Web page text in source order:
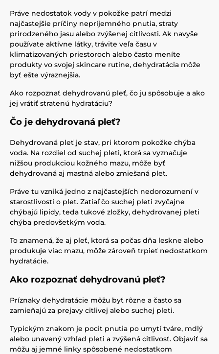
Práve nedostatok vody v pokožke patrí medzi
najčastejšie príčiny nepríjemného pnutia, straty
prirodzeného jasu alebo zvýšenej citlivosti. Ak navyše
používate aktívne látky, trávite veľa času v
klimatizovaných priestoroch alebo často meníte
produkty vo svojej skincare rutine, dehydratácia môže
byť ešte výraznejšia.
Ako rozpoznať dehydrovanú pleť, čo ju spôsobuje a ako
jej vrátiť stratenú hydratáciu?
Čo je dehydrovaná pleť?
Dehydrovaná pleť je stav, pri ktorom pokožke chýba
voda. Na rozdiel od suchej pleti, ktorá sa vyznačuje
nižšou produkciou kožného mazu, môže byť
dehydrovaná aj mastná alebo zmiešaná pleť.
Práve tu vzniká jedno z najčastejších nedorozumení v
starostlivosti o pleť. Zatiaľ čo suchej pleti zvyčajne
chýbajú lipidy, teda tukové zložky, dehydrovanej pleti
chýba predovšetkým voda.
To znamená, že aj pleť, ktorá sa počas dňa leskne alebo
produkuje viac mazu, môže zároveň trpieť nedostatkom
hydratácie.
Ako rozpoznať dehydrovanú pleť?
Príznaky dehydratácie môžu byť rôzne a často sa
zamieňajú za prejavy citlivej alebo suchej pleti.
Typickým znakom je pocit pnutia po umytí tváre, mdlý
alebo unavený vzhľad pleti a zvýšená citlivosť. Objaviť sa
môžu aj jemné linky spôsobené nedostatkom